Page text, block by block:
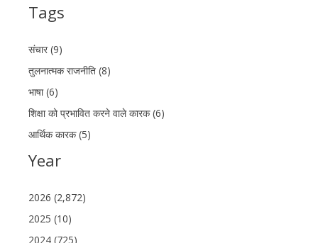
Tags
संचार (9)
तुलनात्मक राजनीति (8)
भाषा (6)
शिक्षा को प्रभावित करने वाले कारक (6)
आर्थिक कारक (5)
Year
2026 (2,872)
2025 (10)
2024 (725)